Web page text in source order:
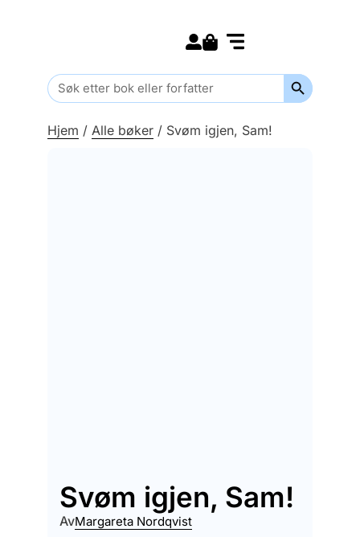
Search
for:
Search
Hjem / Alle bøker / Svøm igjen, Sam!
Svøm igjen, Sam!
AvMargareta Nordqvist